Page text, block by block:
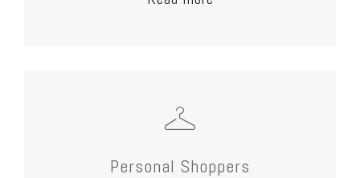
Personal Shoppers